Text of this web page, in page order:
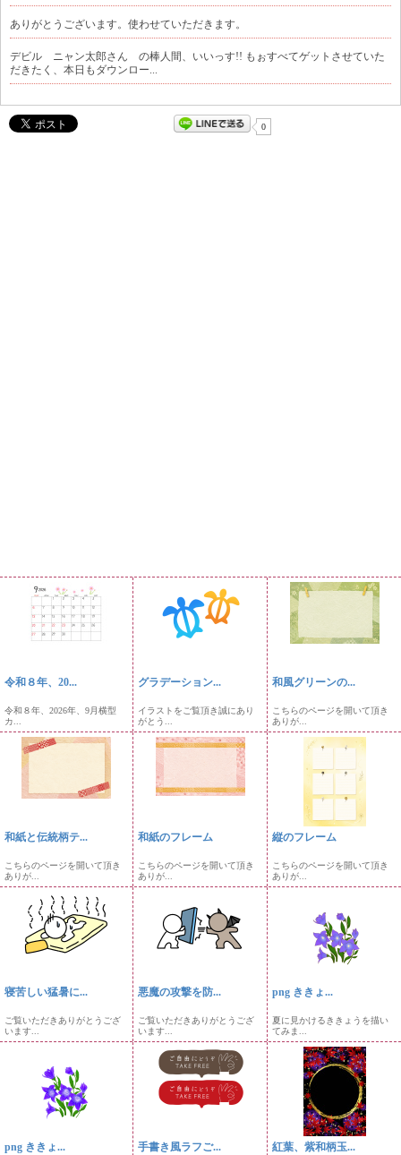
ありがとうございます。使わせていただきます。
デビル ニャン太郎さん の棒人間、いいっす!! もぉすべてゲットさせていた
だきたく、本日もダウンロー...
0
令和８年、20...
令和８年、2026年、9月横型
カ...
グラデーション...
イラストをご覧頂き誠にあり
がとう...
和風グリーンの...
こちらのページを開いて頂き
ありが...
和紙と伝統柄テ...
こちらのページを開いて頂き
ありが...
和紙のフレーム
こちらのページを開いて頂き
ありが...
縦のフレーム
こちらのページを開いて頂き
ありが...
寝苦しい猛暑に...
ご覧いただきありがとうござ
います...
悪魔の攻撃を防...
ご覧いただきありがとうござ
います...
png ききょ...
夏に見かけるききょうを描い
てみま...
png ききょ... 手書き風ラフご... 紅葉、紫和柄玉...